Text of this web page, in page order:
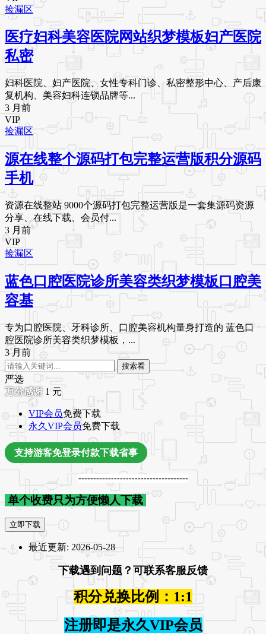
捡漏区
医疗妇科美容医院网站织梦模板妇产医院
私密
妇科医院、妇产医院、女性专科门诊、私密整形中心、产后康
复机构、美容妇科连锁品牌等...
3 月前
VIP
捡漏区
源在线整个源码打包完整运营版积分源码
手机
资源在线整站 9000个源码打包完整运营版是一套集源码资源
分享、在线下载、会员付...
3 月前
VIP
捡漏区
蓝色口腔医院诊所美容类织梦模板口腔美
容基
专为口腔医院、牙科诊所、口腔美容机构量身打造的 蓝色口
腔医院诊所美容类织梦模板，...
3 月前
搜索看
严选
1 元
VIP会员免费下载
永久VIP会员免费下载
支持游客免登录付款下载省事
-------------------------------------
单个收费只为方便懒人下载
立即下载
最近更新: 2026-05-28
下载遇到问题？可联系客服反馈
积分兑换比例：1:1
注册即是永久VIP会员